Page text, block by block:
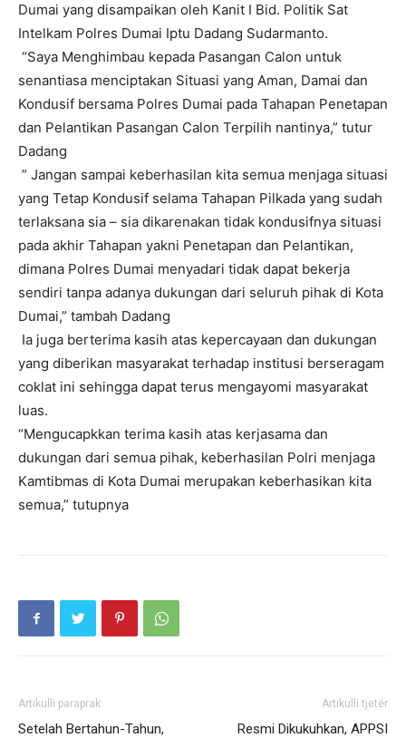
Dumai yang disampaikan oleh Kanit I Bid. Politik Sat
Intelkam Polres Dumai Iptu Dadang Sudarmanto.
“Saya Menghimbau kepada Pasangan Calon untuk
senantiasa menciptakan Situasi yang Aman, Damai dan
Kondusif bersama Polres Dumai pada Tahapan Penetapan
dan Pelantikan Pasangan Calon Terpilih nantinya,” tutur
Dadang
” Jangan sampai keberhasilan kita semua menjaga situasi
yang Tetap Kondusif selama Tahapan Pilkada yang sudah
terlaksana sia – sia dikarenakan tidak kondusifnya situasi
pada akhir Tahapan yakni Penetapan dan Pelantikan,
dimana Polres Dumai menyadari tidak dapat bekerja
sendiri tanpa adanya dukungan dari seluruh pihak di Kota
Dumai,” tambah Dadang
Ia juga berterima kasih atas kepercayaan dan dukungan
yang diberikan masyarakat terhadap institusi berseragam
coklat ini sehingga dapat terus mengayomi masyarakat
luas.
“Mengucapkkan terima kasih atas kerjasama dan
dukungan dari semua pihak, keberhasilan Polri menjaga
Kamtibmas di Kota Dumai merupakan keberhasikan kita
semua,” tutupnya
Artikulli paraprak
Setelah Bertahun-Tahun,
Artikulli tjetër
Resmi Dikukuhkan, APPSI